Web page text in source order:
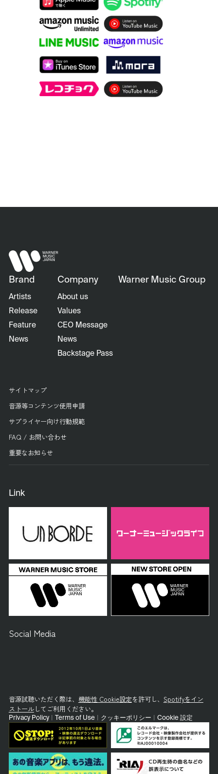
Brand
Artists
Release
Feature
News
Company
About us
Values
CEO Message
News
Backstage Pass
Warner Music Group
サイトマップ
音源等コンテンツ使用申請
サプライヤー向け行動規範
FAQ / お問い合わせ
重要なお知らせ
Link
Social Media
音源試聴いただく際は、 機能性 Cookie設定を許可し、 Spotifyをイン
ストールしてご利用ください。
Privacy Policy Terms of Use クッキーポリシー Cookie 設定